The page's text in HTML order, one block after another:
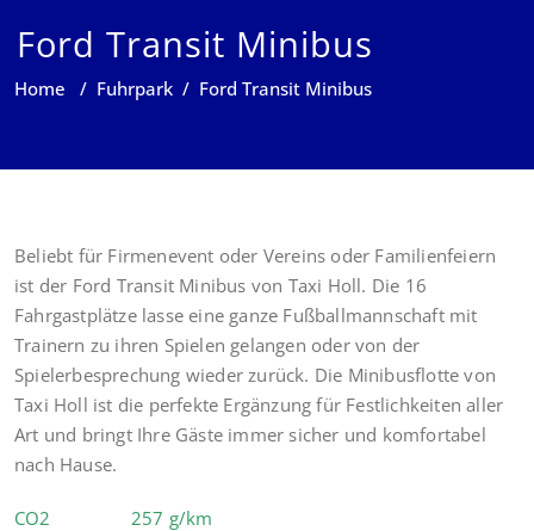
Ford Transit Minibus
Home / Fuhrpark / Ford Transit Minibus
Beliebt für Firmenevent oder Vereins oder Familienfeiern
ist der Ford Transit Minibus von Taxi Holl. Die 16
Fahrgastplätze lasse eine ganze Fußballmannschaft mit
Trainern zu ihren Spielen gelangen oder von der
Spielerbesprechung wieder zurück. Die Minibusflotte von
Taxi Holl ist die perfekte Ergänzung für Festlichkeiten aller
Art und bringt Ihre Gäste immer sicher und komfortabel
nach Hause.
CO2 257 g/km